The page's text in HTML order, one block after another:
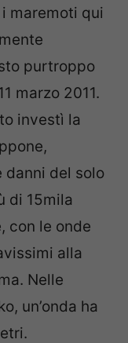
maremoti qui
purtroppo
marzo 2011.
investì la
danni del solo
di 15mila
con le onde
alla
Nelle
un’onda ha